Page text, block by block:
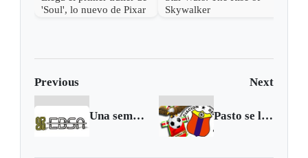
'Soul', lo nuevo de Pixar
Skywalker
Previous Next
Una semana más de mantenimiento anuncia la Ebsa Pasto se llevó un punto del fortín patriota